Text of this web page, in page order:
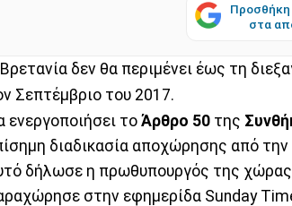
στα
δεν θα περιμένει έως τη
Σεπτέμβριο του 2017.
ενεργοποιήσει το Άρθρο 50 της
διαδικασία αποχώρησης από
δήλωσε η πρωθυπουργός της χώρας
στην εφημερίδα Sunday